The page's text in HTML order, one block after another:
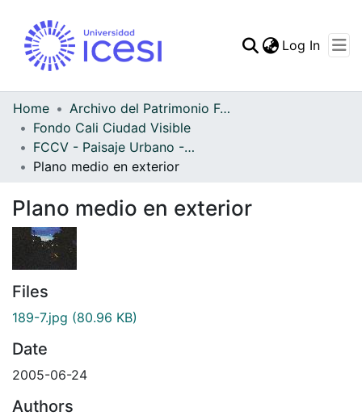
Log In
Home
Archivo del Patrimonio Fotográfico y Fílmico del Valle del Cauca
Fondo Cali Ciudad Visible
FCCV - Paisaje Urbano - Patrimonial
Plano medio en exterior
Plano medio en exterior
Files
189-7.jpg (80.96 KB)
Date
2005-06-24
Authors